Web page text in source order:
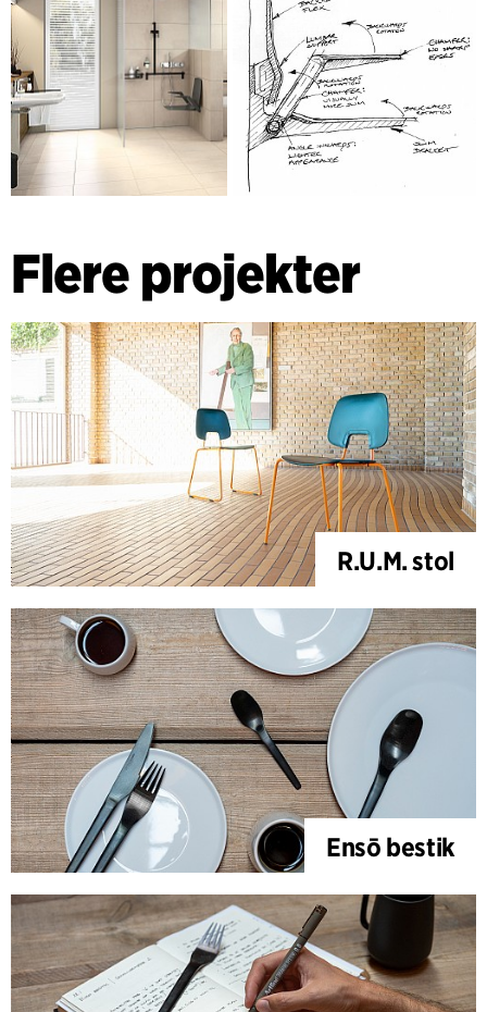
Flere projekter
R.U.M. stol
Ensō bestik